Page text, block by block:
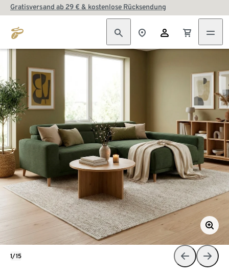
Gratisversand ab 29 € & kostenlose Rücksendung
1/15